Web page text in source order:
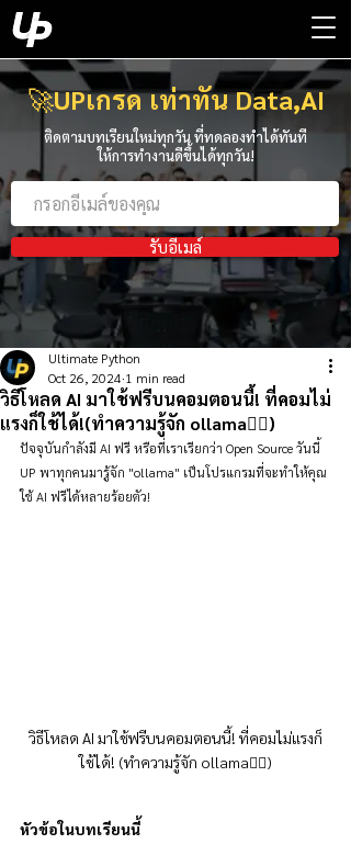
🚀UPเกรด เท่าทัน Data,AI
ติดตามบทเรียนใหม่ทุกวัน ที่ทดลองทำได้ทันที
ให้การทำงานดีขึ้นได้ทุกวัน!
รับอีเมล์
วิธีโหลด AI มาใช้ฟรีบนคอมตอนนี้! ที่คอมไม่
แรงก็ใช้ได้!(ทำความรู้จัก ollama👇🏻)
Ultimate Python
Oct 26, 2024 1 min read
ปัจจุบันกำลังมี AI ฟรี หรือที่เราเรียกว่า Open Source วันนี้
UP พาทุกคนมารู้จัก "ollama" เป็นโปรแกรมที่จะทำให้คุณ
ใช้ AI ฟรีได้หลายร้อยตัว!
วิธีโหลด AI มาใช้ฟรีบนคอมตอนนี้! ที่คอมไม่แรงก็
ใช้ได้! (ทำความรู้จัก ollama👇🏻)
หัวข้อในบทเรียนนี้